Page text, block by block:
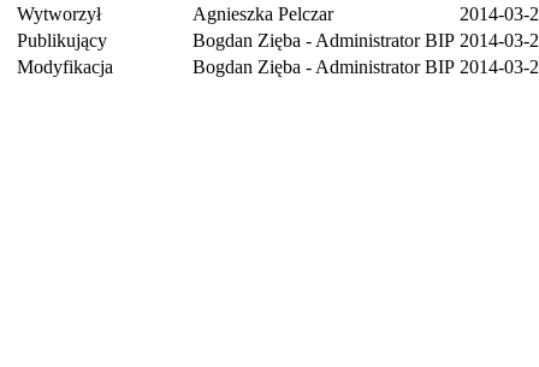
Wytworzył
Agnieszka Pelczar
2014-03-
Publikujący
Bogdan Zięba - Administrator BIP 2014-03-
Modyfikacja
Bogdan Zięba - Administrator BIP 2014-03-